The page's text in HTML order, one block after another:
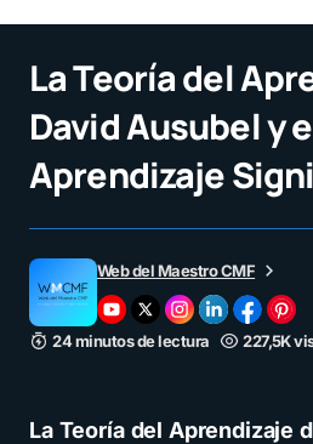
La Teoría del
David Ausubel y
Aprendizaje
Web del Maestro CMF
24 minutos de lectura 227,5K
La Teoría del Aprendizaje